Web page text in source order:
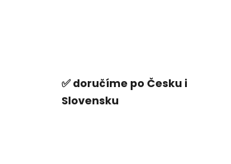
✅ doručíme po Česku i
Slovensku